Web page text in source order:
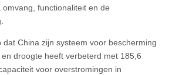
functionaliteit en de
dat China zijn systeem voor bescherming
droogte heeft verbeterd met 185,6
voor overstromingen in